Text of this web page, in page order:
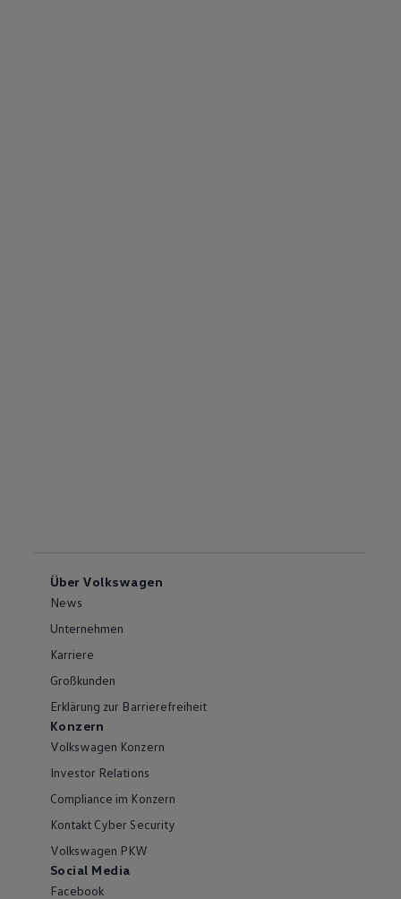
Über Volkswagen
News
Unternehmen
Karriere
Großkunden
Erklärung zur Barrierefreiheit
Konzern
Volkswagen Konzern
Investor Relations
Compliance im Konzern
Kontakt Cyber Security
Volkswagen PKW
Social Media
Facebook